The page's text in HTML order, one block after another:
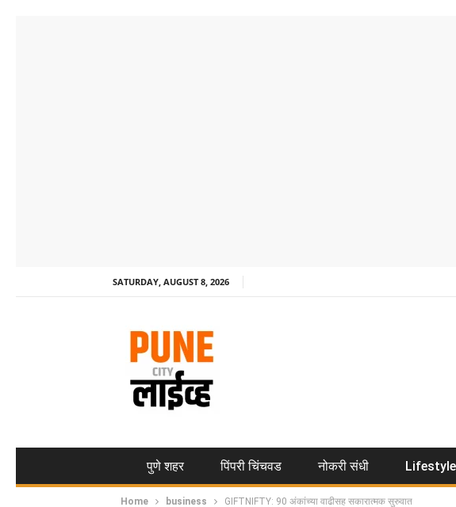
SATURDAY, AUGUST 8, 2026
पुणे शहर पिंपरी चिंचवड नोकरी संधी Lifestyle
Home business
GIFTNIFTY: 90 अंकांच्या वाढीसह सकारात्मक सुरुवात